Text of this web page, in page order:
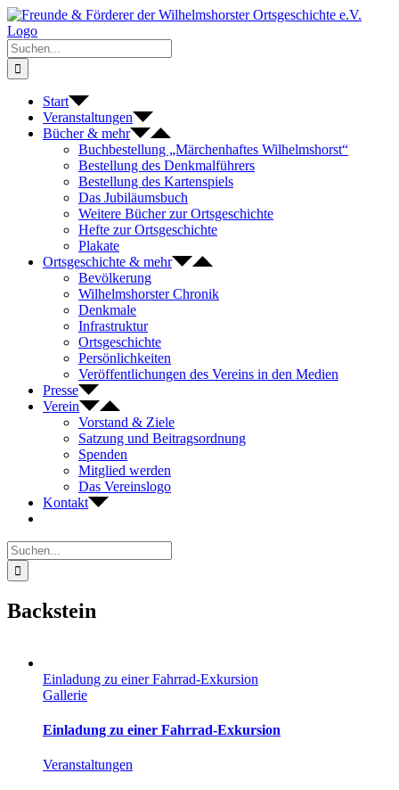
Zum
Inhalt
springen
Suche
nach:
Start
Veranstaltungen
Bücher & mehr
Buchbestellung „Märchenhaftes Wilhelmshorst“
Bestellung des Denkmalführers
Bestellung des Kartenspiels
Das Jubiläumsbuch
Weitere Bücher zur Ortsgeschichte
Hefte zur Ortsgeschichte
Plakate
Ortsgeschichte & mehr
Bevölkerung
Wilhelmshorster Chronik
Denkmale
Infrastruktur
Ortsgeschichte
Persönlichkeiten
Veröffentlichungen des Vereins in den Medien
Presse
Verein
Vorstand & Ziele
Satzung und Beitragsordnung
Spenden
Mitglied werden
Das Vereinslogo
Kontakt
Suche
nach:
Backstein
Einladung zu einer Fahrrad-Exkursion
Gallerie
Einladung zu einer Fahrrad-Exkursion
Veranstaltungen